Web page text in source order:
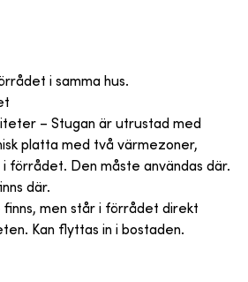
i samma hus.
– Stugan är utrustad med
platta med två värmezoner,
i förrådet. Den måste användas där.
där.
finns, men står i förrådet direkt
Kan flyttas in i bostaden.